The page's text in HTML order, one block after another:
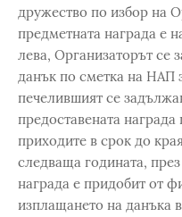
дружество по избор на
предметната награда е
лева, Организаторът се
данък по сметка на НАП
печелившият се
предоставената
приходите в срок до
следваща годината,
награда е придобит от
изплащането на данъка